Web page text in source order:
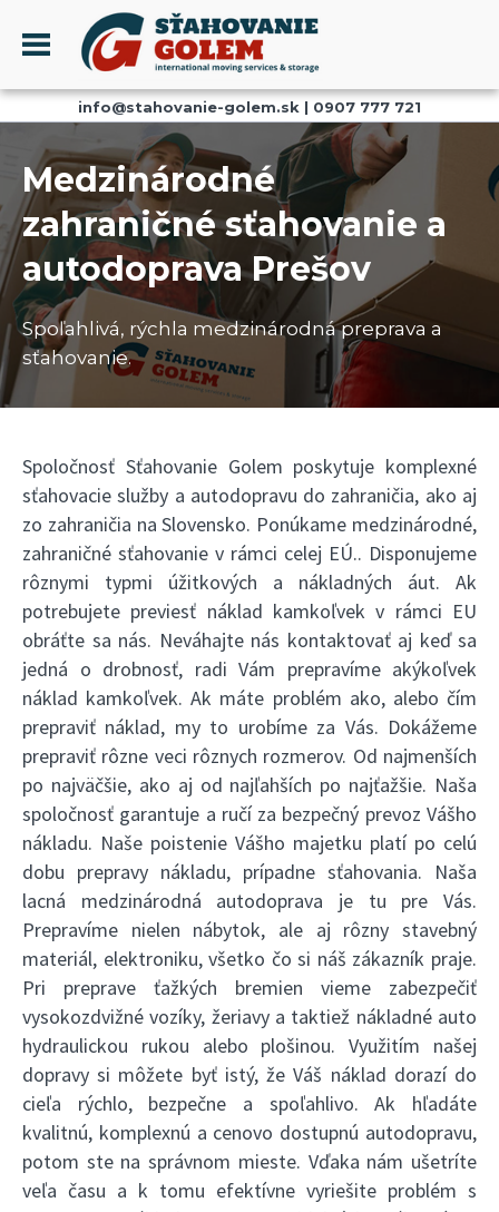
Menu
PROFIL
SŤAHOVANIE - SŤAHOVACIE SLUŽBY
DOPRAVA - DOPRAVNÉ SLUŽBY
AKCIE A ZĽAVY
SKLADOVANIE
REFERENCIE
CENNÍK
KONTAKT
info@stahovanie-golem.sk | 0907 777 721
Medzinárodné
zahraničné sťahovanie a
autodoprava Prešov
Spoľahlivá, rýchla medzinárodná preprava a
sťahovanie.
Spoločnosť Sťahovanie Golem poskytuje komplexné
sťahovacie služby a autodopravu do zahraničia, ako aj
zo zahraničia na Slovensko. Ponúkame medzinárodné,
zahraničné sťahovanie v rámci celej EÚ.. Disponujeme
rôznymi typmi úžitkových a nákladných áut. Ak
potrebujete previesť náklad kamkoľvek v rámci EU
obráťte sa nás. Neváhajte nás kontaktovať aj keď sa
jedná o drobnosť, radi Vám prepravíme akýkoľvek
náklad kamkoľvek. Ak máte problém ako, alebo čím
prepraviť náklad, my to urobíme za Vás. Dokážeme
prepraviť rôzne veci rôznych rozmerov. Od najmenších
po najväčšie, ako aj od najľahších po najťažšie. Naša
spoločnosť garantuje a ručí za bezpečný prevoz Vášho
nákladu. Naše poistenie Vášho majetku platí po celú
dobu prepravy nákladu, prípadne sťahovania. Naša
lacná medzinárodná autodoprava je tu pre Vás.
Prepravíme nielen nábytok, ale aj rôzny stavebný
materiál, elektroniku, všetko čo si náš zákazník praje.
Pri preprave ťažkých bremien vieme zabezpečiť
vysokozdvižné vozíky, žeriavy a taktiež nákladné auto
hydraulickou rukou alebo plošinou. Využitím našej
dopravy si môžete byť istý, že Váš náklad dorazí do
cieľa rýchlo, bezpečne a spoľahlivo. Ak hľadáte
kvalitnú, komplexnú a cenovo dostupnú autodopravu,
potom ste na správnom mieste. Vďaka nám ušetríte
veľa času a k tomu efektívne vyriešite problém s